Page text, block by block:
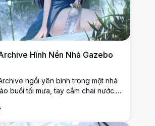
Hình Nền Nhà Gazebo
ngồi yên bình trong một nhà
buổi tối mưa, tay cầm chai nước.
đầy khí quyển.